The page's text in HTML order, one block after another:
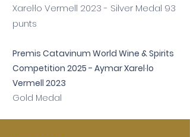
Xarel·lo Vermell 2023 - Silver Medal 93
punts
Premis Catavinum World Wine & Spirits
Competition 2025 - Aymar Xarel·lo
Vermell 2023
Gold Medal